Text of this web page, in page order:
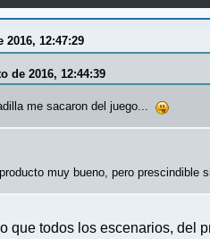
12:47:29
de 2016, 12:44:39
me sacaron del juego...
muy bueno, pero
que todos los escenarios, del